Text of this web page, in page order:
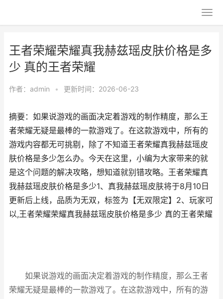
王者荣耀荣耀真我赫兹瑶皮肤价格是多
少 真的王者荣耀
作者： admin • 更新时间：2026-06-23
摘要：如果说游戏的画面决定着游戏的制作精度，那么王
者荣耀无疑是最棒的一款游戏了。在这款游戏中，所有的
游戏内容都无可挑剔，除了不知道王者荣耀真我赫兹瑶皮
肤价格是多少怎么办。今天在这里，小编为大家带来的就
是这个问题的解决攻略，想知道就别错攻略。王者荣耀真
我赫兹瑶皮肤价格是多少1、真我赫兹瑶皮肤将于8月10日
更新后上线，品质为无双，标签为【无双限定】2、玩家可
以,王者荣耀荣耀真我赫兹瑶皮肤价格是多少 真的王者荣耀
如果说游戏的画面决定着游戏的制作精度，那么王者
荣耀无疑是最棒的一款游戏了。在这款游戏中，所有的游